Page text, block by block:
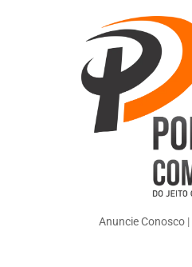
Anuncie Conosco|